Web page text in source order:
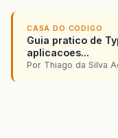
CASA DO CODIGO
Guia pratico de
aplicacoes...
Por Thiago da Silva